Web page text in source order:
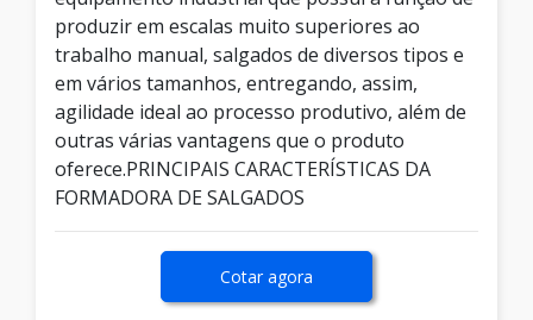
produzir em escalas muito superiores ao
trabalho manual, salgados de diversos tipos e
em vários tamanhos, entregando, assim,
agilidade ideal ao processo produtivo, além de
outras várias vantagens que o produto
oferece.PRINCIPAIS CARACTERÍSTICAS DA
FORMADORA DE SALGADOS
Cotar agora